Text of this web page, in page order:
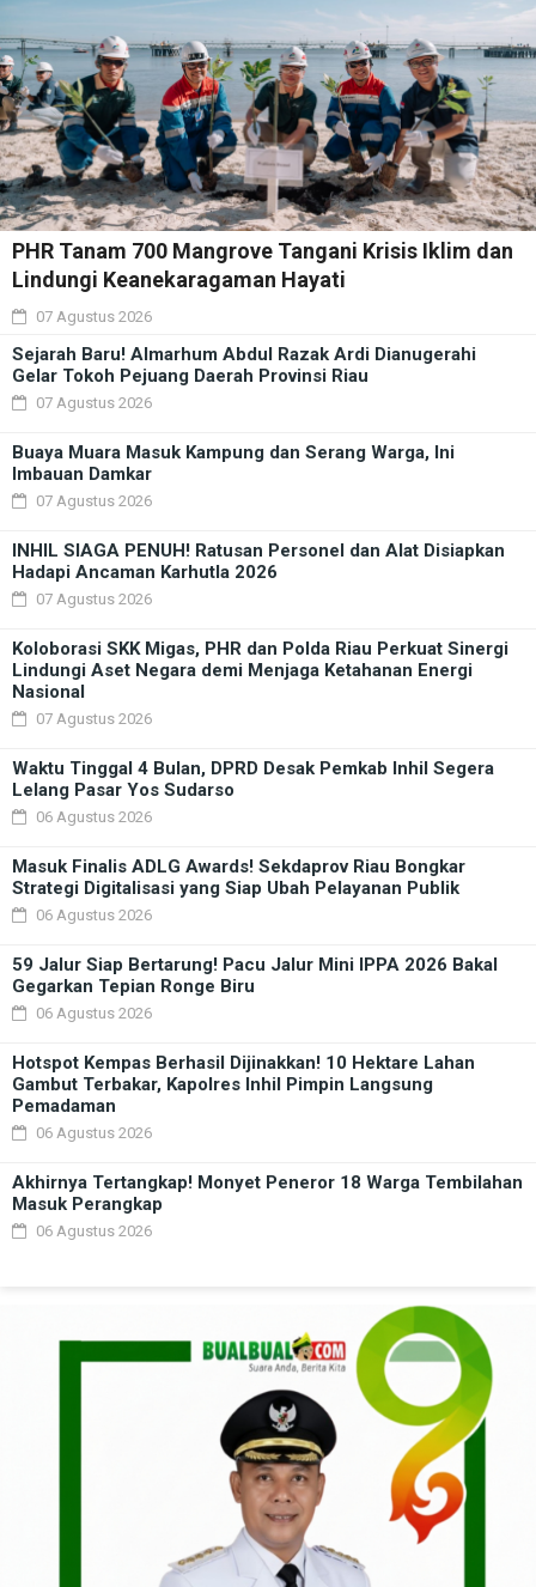
PHR Tanam 700 Mangrove Tangani Krisis Iklim dan
Lindungi Keanekaragaman Hayati
07 Agustus 2026
Sejarah Baru! Almarhum Abdul Razak Ardi Dianugerahi
Gelar Tokoh Pejuang Daerah Provinsi Riau
07 Agustus 2026
Buaya Muara Masuk Kampung dan Serang Warga, Ini
Imbauan Damkar
07 Agustus 2026
INHIL SIAGA PENUH! Ratusan Personel dan Alat Disiapkan
Hadapi Ancaman Karhutla 2026
07 Agustus 2026
Koloborasi SKK Migas, PHR dan Polda Riau Perkuat Sinergi
Lindungi Aset Negara demi Menjaga Ketahanan Energi
Nasional
07 Agustus 2026
Waktu Tinggal 4 Bulan, DPRD Desak Pemkab Inhil Segera
Lelang Pasar Yos Sudarso
06 Agustus 2026
Masuk Finalis ADLG Awards! Sekdaprov Riau Bongkar
Strategi Digitalisasi yang Siap Ubah Pelayanan Publik
06 Agustus 2026
59 Jalur Siap Bertarung! Pacu Jalur Mini IPPA 2026 Bakal
Gegarkan Tepian Ronge Biru
06 Agustus 2026
Hotspot Kempas Berhasil Dijinakkan! 10 Hektare Lahan
Gambut Terbakar, Kapolres Inhil Pimpin Langsung
Pemadaman
06 Agustus 2026
Akhirnya Tertangkap! Monyet Peneror 18 Warga Tembilahan
Masuk Perangkap
06 Agustus 2026